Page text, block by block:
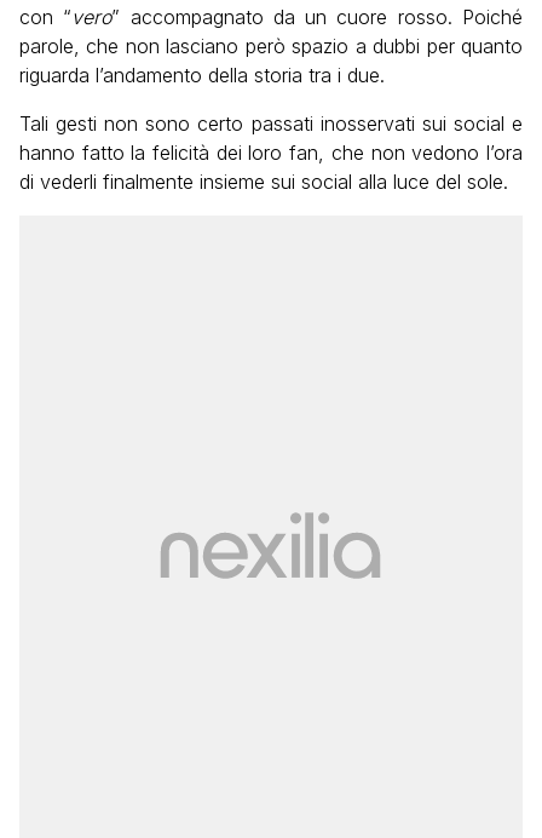
con “vero” accompagnato da un cuore rosso. Poiché
parole, che non lasciano però spazio a dubbi per quanto
riguarda l’andamento della storia tra i due.
Tali gesti non sono certo passati inosservati sui social e
hanno fatto la felicità dei loro fan, che non vedono l’ora
di vederli finalmente insieme sui social alla luce del sole.